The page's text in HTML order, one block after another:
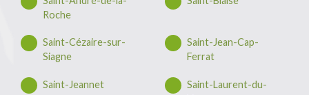
Roche
Saint-Cézaire-sur-
Siagne
Saint-Jean-Cap-
Ferrat
Saint-Jeannet
Saint-Laurent-du-